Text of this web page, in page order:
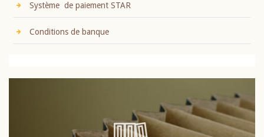
Système de paiement STAR
Conditions de banque